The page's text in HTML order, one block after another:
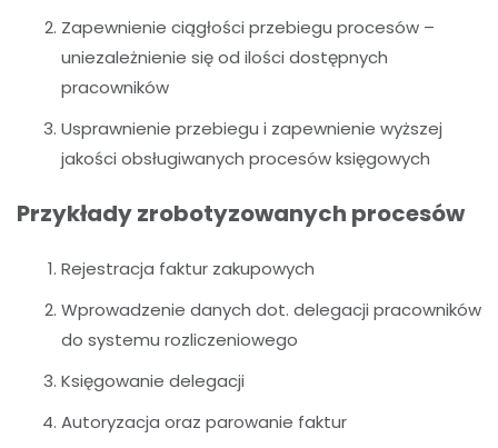
Zapewnienie ciągłości przebiegu procesów –
uniezależnienie się od ilości dostępnych
pracowników
Usprawnienie przebiegu i zapewnienie wyższej
jakości obsługiwanych procesów księgowych
Przykłady zrobotyzowanych procesów
Rejestracja faktur zakupowych
Wprowadzenie danych dot. delegacji pracowników
do systemu rozliczeniowego
Księgowanie delegacji
Autoryzacja oraz parowanie faktur